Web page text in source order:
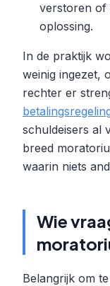
verstoren of
oplossing.
In de praktijk
weinig ingezet,
rechter er
schuldeisers al
breed
waarin niets
Wie
Belangrijk om